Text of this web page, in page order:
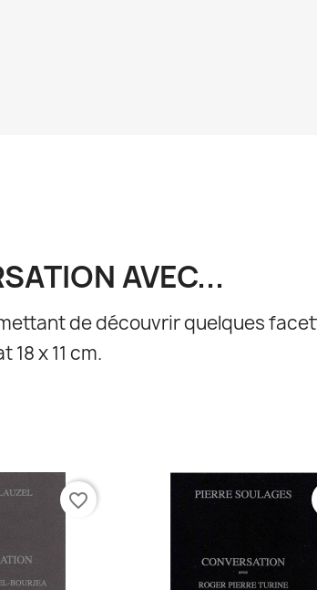
AVEC...
de découvrir quelques
18 x 11 cm.
favorite_border